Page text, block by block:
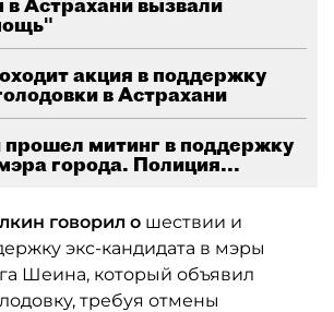
акция в поддержку
в Астрахани
прошел митинг в поддержку
города. Полиция...
говорил о шествии и
экс-кандидата в мэры
Шеина, который объявил
требуя отмены